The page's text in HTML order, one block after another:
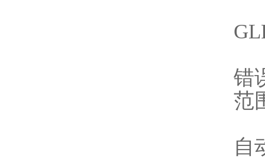
错
范
自